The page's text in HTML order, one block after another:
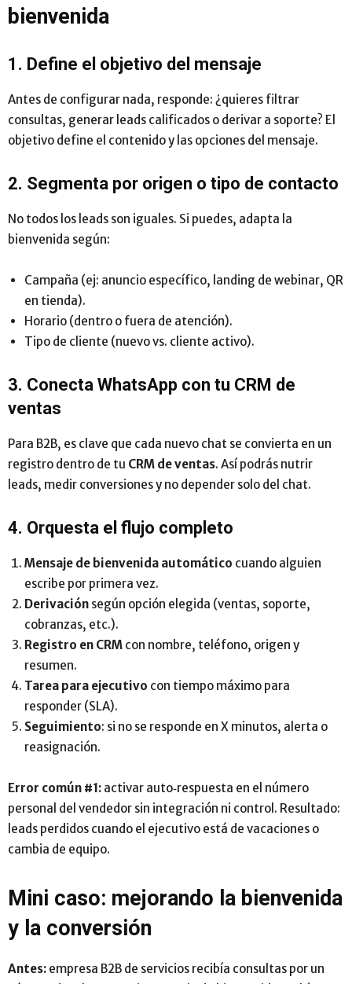
bienvenida
1. Define el objetivo del mensaje
Antes de configurar nada, responde: ¿quieres filtrar
consultas, generar leads calificados o derivar a soporte? El
objetivo define el contenido y las opciones del mensaje.
2. Segmenta por origen o tipo de contacto
No todos los leads son iguales. Si puedes, adapta la
bienvenida según:
Campaña (ej: anuncio específico, landing de webinar, QR
en tienda).
Horario (dentro o fuera de atención).
Tipo de cliente (nuevo vs. cliente activo).
3. Conecta WhatsApp con tu CRM de
ventas
Para B2B, es clave que cada nuevo chat se convierta en un
registro dentro de tu CRM de ventas. Así podrás nutrir
leads, medir conversiones y no depender solo del chat.
4. Orquesta el flujo completo
Mensaje de bienvenida automático cuando alguien
escribe por primera vez.
Derivación según opción elegida (ventas, soporte,
cobranzas, etc.).
Registro en CRM con nombre, teléfono, origen y
resumen.
Tarea para ejecutivo con tiempo máximo para
responder (SLA).
Seguimiento: si no se responde en X minutos, alerta o
reasignación.
Error común #1: activar auto‑respuesta en el número
personal del vendedor sin integración ni control. Resultado:
leads perdidos cuando el ejecutivo está de vacaciones o
cambia de equipo.
Mini caso: mejorando la bienvenida
y la conversión
Antes: empresa B2B de servicios recibía consultas por un